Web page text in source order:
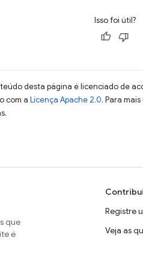
Isso foi útil?
desta página é licenciado de
com a Licença Apache 2.0. Para
que
é
Registre
Veja as